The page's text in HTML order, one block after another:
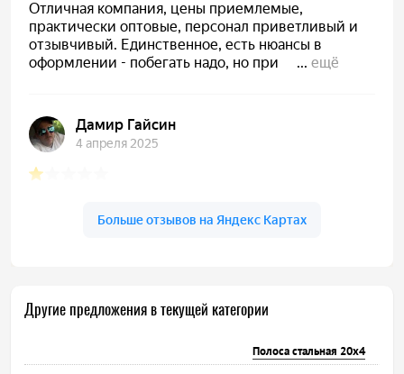
Другие предложения в текущей категории
Полоса стальная 20х4